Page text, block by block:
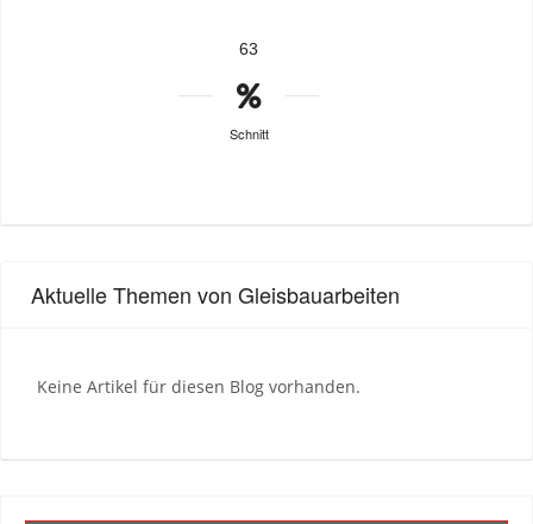
63
Schnitt
Aktuelle Themen von Gleisbauarbeiten
Keine Artikel für diesen Blog vorhanden.